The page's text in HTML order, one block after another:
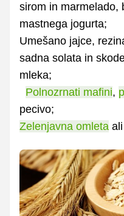
sirom in marmelado,
mastnega jogurta;
Umešano jajce,
sadna solata in
mleka;
Polnozrnati mafini,
pecivo;
Zelenjavna omleta ali